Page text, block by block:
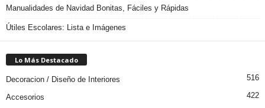
Manualidades de Navidad Bonitas, Fáciles y Rápidas
Útiles Escolares: Lista e Imágenes
Lo Más Destacado
Decoracion / Diseño de Interiores 516
Accesorios 422